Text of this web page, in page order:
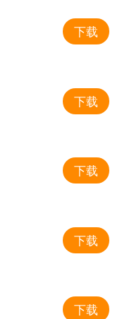
下载
下载
下载
下载
下载